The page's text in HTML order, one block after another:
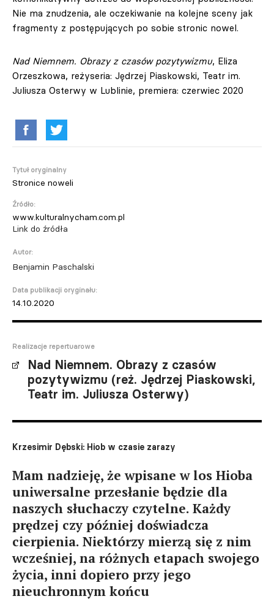
Nie ma znudzenia, ale oczekiwanie na kolejne sceny jak
fragmenty z postępujących po sobie stronic nowel.
Nad Niemnem. Obrazy z czasów pozytywizmu, Eliza
Orzeszkowa, reżyseria: Jędrzej Piaskowski, Teatr im.
Juliusza Osterwy w Lublinie, premiera: czerwiec 2020
Tytuł oryginalny
Stronice noweli
Źródło:
www.kulturalnycham.com.pl
Link do źródła
Autor:
Benjamin Paschalski
Data publikacji oryginału:
14.10.2020
Realizacje repertuarowe
Nad Niemnem. Obrazy z czasów
pozytywizmu (reż. Jędrzej Piaskowski,
Teatr im. Juliusza Osterwy)
Krzesimir Dębski: Hiob w czasie zarazy
Mam nadzieję, że wpisane w los Hioba
uniwersalne przesłanie będzie dla
naszych słuchaczy czytelne. Każdy
prędzej czy później doświadcza
cierpienia. Niektórzy mierzą się z nim
wcześniej, na różnych etapach swojego
życia, inni dopiero przy jego
nieuchronnym końcu